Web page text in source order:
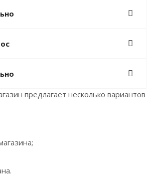
предлагает несколько вариантов